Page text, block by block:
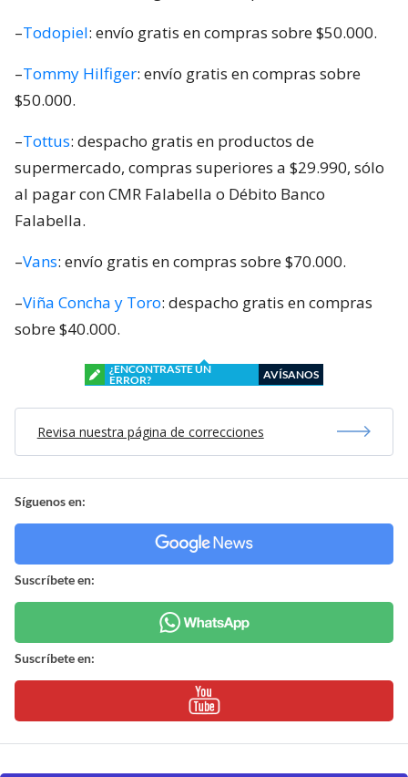
–Todopiel: envío gratis en compras sobre $50.000.
–Tommy Hilfiger: envío gratis en compras sobre
$50.000.
–Tottus: despacho gratis en productos de
supermercado, compras superiores a $29.990, sólo
al pagar con CMR Falabella o Débito Banco
Falabella.
–Vans: envío gratis en compras sobre $70.000.
–Viña Concha y Toro: despacho gratis en compras
sobre $40.000.
¿ENCONTRASTE UN
ERROR?
AVÍSANOS
Revisa nuestra página de correcciones
Síguenos en:
Suscríbete en:
Suscríbete en: